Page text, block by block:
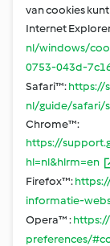
van cookies
Internet
nl/windows/
0753-043d-
Safari™:https://
nl/guide/safari/
Chrome™:
https://
hl=nl&hlrm=en
Firefox™:
informatie-
Opera™ :
preferences/